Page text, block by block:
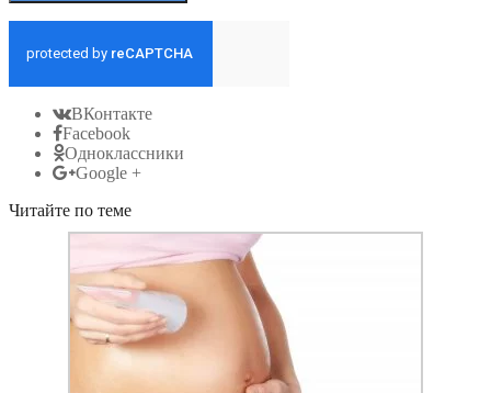
ВКонтакте
Facebook
Одноклассники
Google +
Читайте по теме